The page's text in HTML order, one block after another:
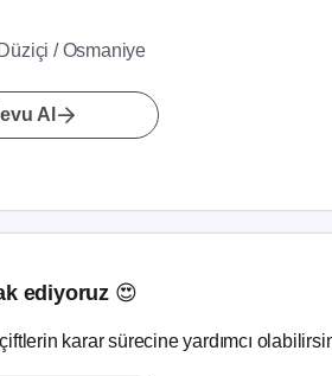
/ Osmaniye
Al
ediyoruz 😍
karar sürecine yardımcı